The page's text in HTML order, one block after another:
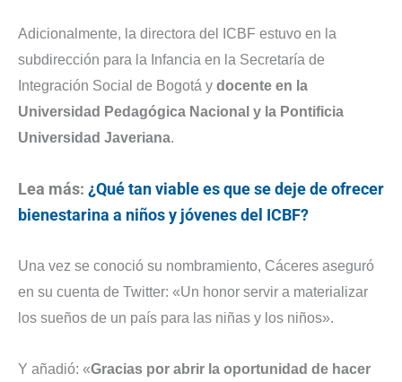
Adicionalmente, la directora del ICBF estuvo en la
subdirección para la Infancia en la Secretaría de
Integración Social de Bogotá y docente en la
Universidad Pedagógica Nacional y la Pontificia
Universidad Javeriana.
Lea más: ¿Qué tan viable es que se deje de ofrecer
bienestarina a niños y jóvenes del ICBF?
Una vez se conoció su nombramiento, Cáceres aseguró
en su cuenta de Twitter: «Un honor servir a materializar
los sueños de un país para las niñas y los niños».
Y añadió: «Gracias por abrir la oportunidad de hacer